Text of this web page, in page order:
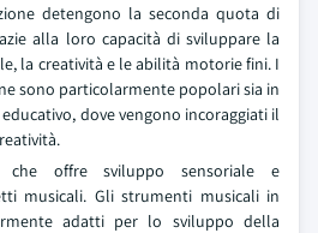
detengono la seconda quota di
alla loro capacità di sviluppare la
la creatività e le abilità motorie fini. I
sono particolarmente popolari sia in
dove vengono incoraggiati il
che offre sviluppo sensoriale e
musicali. Gli strumenti musicali in
adatti per lo sviluppo della